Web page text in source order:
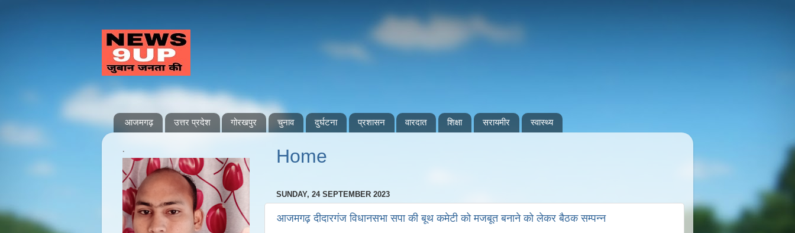
आजमगढ़ उत्तर प्रदेश गोरखपुर चुनाव दुर्घटना प्रशासन वारदात शिक्षा सरायमीर स्वास्थ्य
Home
SUNDAY, 24 SEPTEMBER 2023
आजमगढ़ दीदारगंज विधानसभा सपा की बूथ कमेटी को मजबूत बनाने को लेकर बैठक सम्पन्न
.